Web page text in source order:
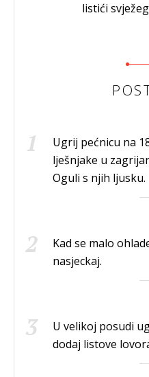
listići
Ugrij pećnicu na
lješnjake u
Oguli s njih ljusku.
Kad se malo
nasjeckaj.
U velikoj posudi
dodaj listove